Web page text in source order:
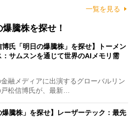
一覧を見る
騰株を探せ！
博氏「明日の爆騰株」を探せ】トーメン
：サムスンを通じて世界のAIメモリ需
融メディアに出演するグローバルリン
松信博氏が、最新…
爆騰株」を探せ】レーザーテック：最先